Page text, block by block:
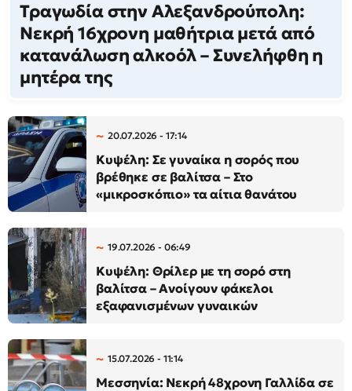
Τραγωδία στην Αλεξανδρούπολη:
Νεκρή 16χρονη μαθήτρια μετά από
κατανάλωση αλκοόλ – Συνελήφθη η
μητέρα της
20.07.2026 - 17:14
Κυψέλη: Σε γυναίκα η σορός που
βρέθηκε σε βαλίτσα – Στο
«μικροσκόπιο» τα αίτια θανάτου
19.07.2026 - 06:49
Κυψέλη: Θρίλερ με τη σορό στη
βαλίτσα – Ανοίγουν φάκελοι
εξαφανισμένων γυναικών
15.07.2026 - 11:14
Μεσσηνία: Νεκρή 48χρονη Γαλλίδα σε